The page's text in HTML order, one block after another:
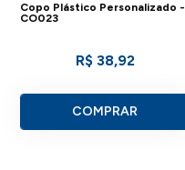
Copo Plástico Personalizado -
CO023
R$ 38,92
COMPRAR